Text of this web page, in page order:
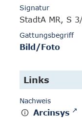
Signatur
StadtA MR, S
Gattungsbegriff
Bild/Foto
Links
Nachweis
Arcinsys